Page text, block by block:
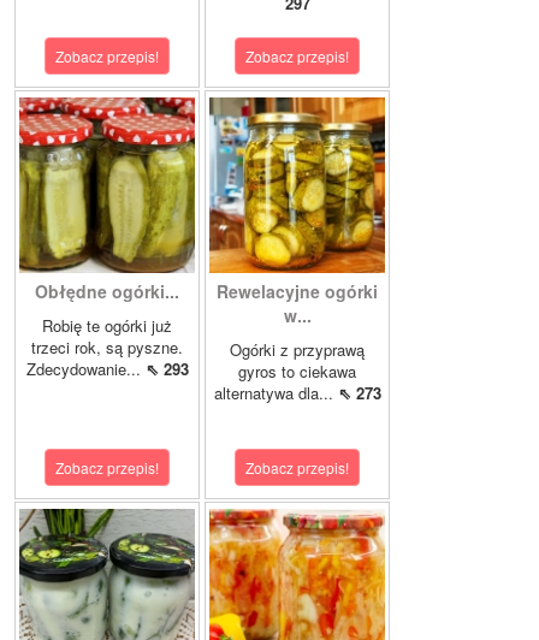
Zobacz przepis! Zobacz przepis!
Obłędne ogórki...
Robię te ogórki już
trzeci rok, są pyszne.
Zdecydowanie... ⇖ 293
Zobacz przepis!
Rewelacyjne ogórki
w...
Ogórki z przyprawą
gyros to ciekawa
alternatywa dla... ⇖ 273
Zobacz przepis!